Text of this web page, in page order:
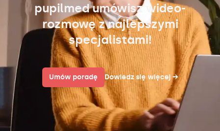
pupilmed umówisz wideo-
rozmowę z najlepszymi
specjalistami!
Umów poradę Dowiedz się więcej →